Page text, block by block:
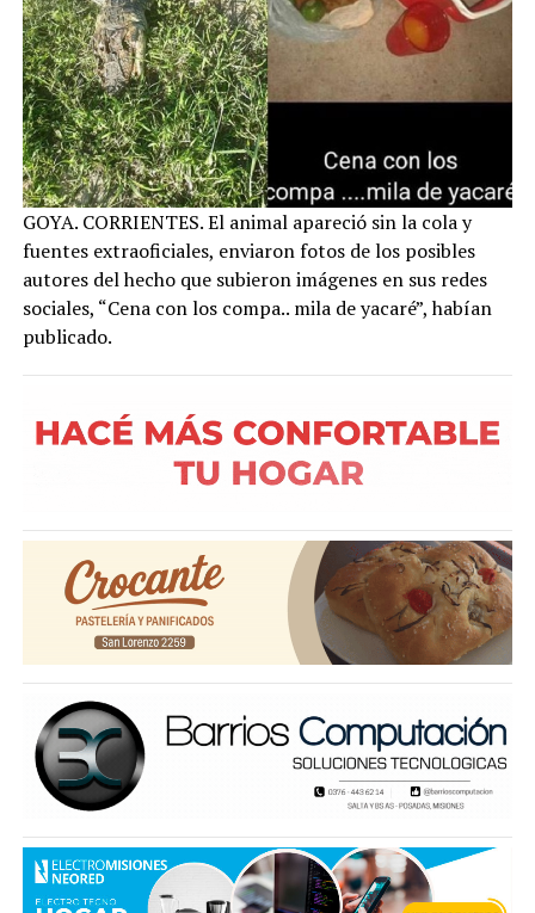
GOYA. CORRIENTES. El animal apareció sin la cola y
fuentes extraoficiales, enviaron fotos de los posibles
autores del hecho que subieron imágenes en sus redes
sociales, “Cena con los compa.. mila de yacaré”, habían
publicado.